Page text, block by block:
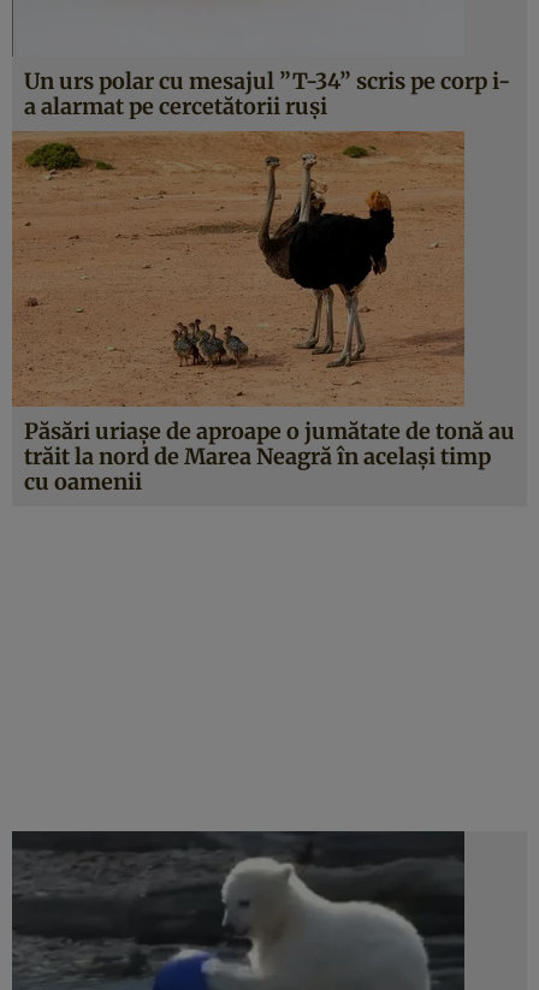
Un urs polar cu mesajul ”T-34” scris pe corp i-
a alarmat pe cercetătorii ruşi
Păsări uriaşe de aproape o jumătate de tonă au
trăit la nord de Marea Neagră în acelaşi timp
cu oamenii